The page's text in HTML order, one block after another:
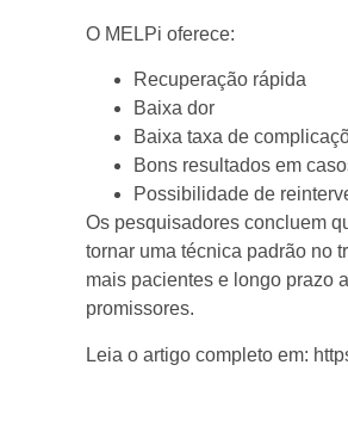
O MELPi oferece:
Recuperação rápida
Baixa dor
Baixa taxa de
Bons resultados em
Possibilidade de
Os pesquisadores concluem
tornar uma técnica padrão no
mais pacientes e longo prazo
promissores.
Leia o artigo completo em: